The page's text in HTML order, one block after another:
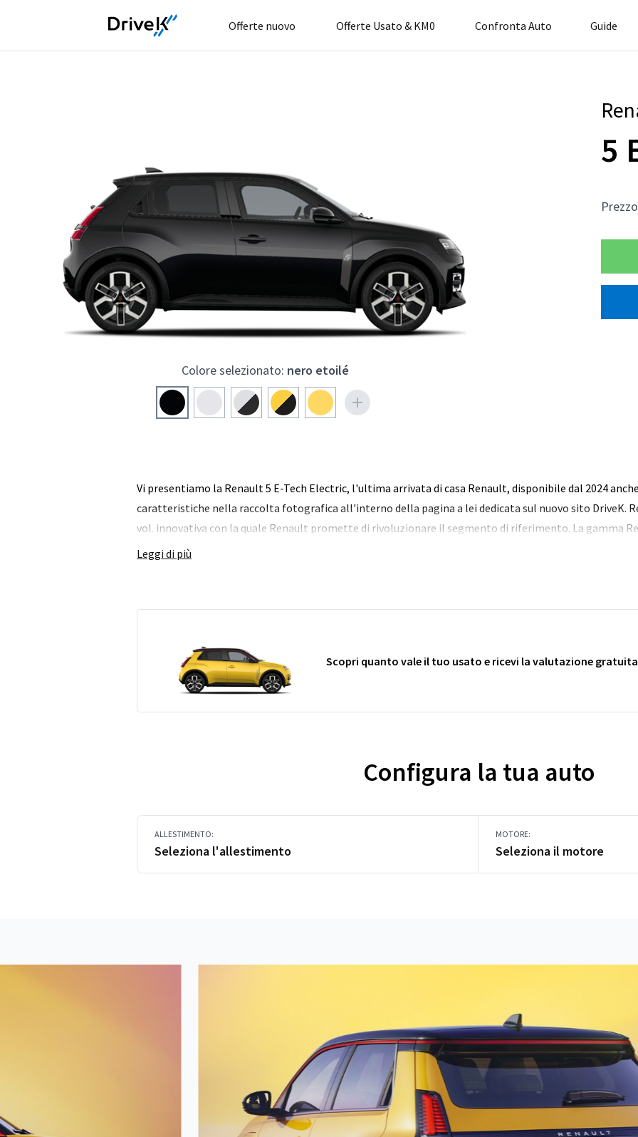
Offerte nuovo Offerte Usato & KM0 Confronta Auto Guide
5
Colore selezionato: nero etoilé
Vi presentiamo la Renault 5 E-Tech Electric, l'ultima arrivata di casa Renault, disponibile dal 2024
caratteristiche nella raccolta fotografica all'interno della pagina a lei dedicata sul nuovo sito DriveK.
vol. innovativa con la quale Renault promette di rivoluzionare il segmento di riferimento. La gamma
Leggi di più
Scopri quanto vale il tuo usato e ricevi la valutazione gratuita
Configura la tua auto
ALLESTIMENTO:
Seleziona l'allestimento
MOTORE:
Seleziona il motore